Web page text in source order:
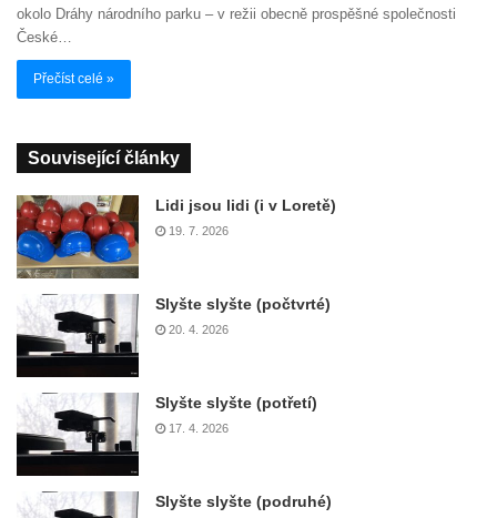
okolo Dráhy národního parku – v režii obecně prospěšné společnosti
České…
Přečíst celé »
Související články
Lidi jsou lidi (i v Loretě)
19. 7. 2026
Slyšte slyšte (počtvrté)
20. 4. 2026
Slyšte slyšte (potřetí)
17. 4. 2026
Slyšte slyšte (podruhé)